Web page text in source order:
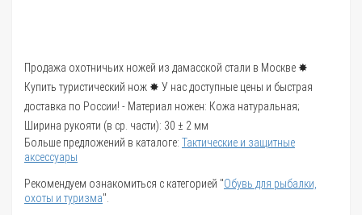
Продажа охотничьих ножей из дамасской стали в Москве ✸
Купить туристический нож ✸ У нас доступные цены и быстрая
доставка по России! - Материал ножен: Кожа натуральная;
Ширина рукояти (в ср. части): 30 ± 2 мм
Больше предложений в каталоге: Тактические и защитные
аксессуары
Рекомендуем ознакомиться с категорией "Обувь для рыбалки,
охоты и туризма".